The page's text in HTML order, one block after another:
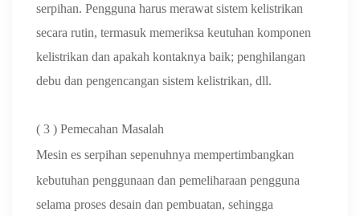
serpihan. Pengguna harus merawat sistem kelistrikan
secara rutin, termasuk memeriksa keutuhan komponen
kelistrikan dan apakah kontaknya baik; penghilangan
debu dan pengencangan sistem kelistrikan, dll.
( 3 ) Pemecahan Masalah
Mesin es serpihan sepenuhnya mempertimbangkan
kebutuhan penggunaan dan pemeliharaan pengguna
selama proses desain dan pembuatan, sehingga